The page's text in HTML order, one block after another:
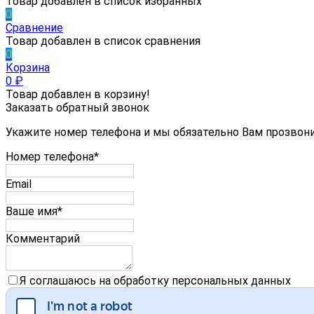
0
Сравнение
Товар добавлен в список сравнения
0
Корзина
0 ₽
Товар добавлен в корзину!
Заказать обратный звонок
Укажите номер телефона и мы обязательно Вам
Номер телефона*
Email
Ваше имя*
Комментарий
Я соглашаюсь на обработку персональных данных